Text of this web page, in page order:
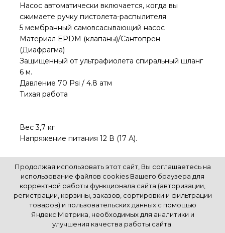
Насос автоматически включается, когда вы
сжимаете ручку пистолета-распылителя
5 мембранный самовсасывающий насос
Материал EPDM (клапаны)/Сантопрен
(Диафрагма)
Защищенный от ультрафиолета спиральный шланг
6 м.
Давление 70 Psi / 4.8 атм
Тихая работа
Вес 3,7 кг
Напряжение питания 12 В (17 А).
К началу страницы
© Все права защищены. Информация сайта защищена законом об авторских правах.
Продолжая использовать этот сайт, Вы соглашаетесь на
использование файлов cookies Вашего браузера для
корректной работы функционала сайта (авторизации,
регистрации, корзины, заказов, сортировки и фильтрации
товаров) и пользовательских данных с помощью
Яндекс.Метрика, необходимых для аналитики и
улучшения качества работы сайта.